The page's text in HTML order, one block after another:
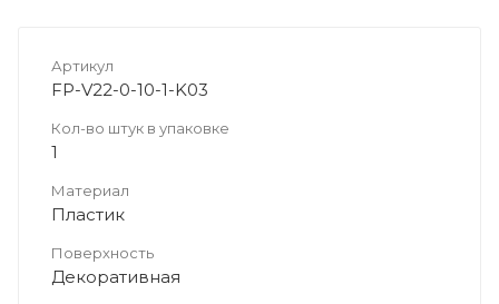
Артикул
FP-V22-0-10-1-K03
Кол-во штук в упаковке
1
Материал
Пластик
Поверхность
Декоративная